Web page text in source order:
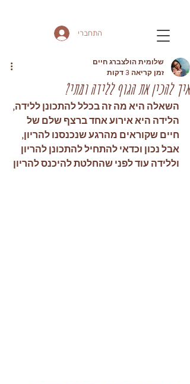
התחברי
איך להכין את הגוף ללידה ומתי?
שלומית הולצברג חיים
זמן קריאה 3 דקות
השאלה היא מה זה בכלל להתכונן ללידה,
הלידה היא אירוע אחד ברצף שלם של
חיים שקוראים מהרגע שנכנסנו להריון,
אבל נכון וכדאי להתחיל להתכונן להריון
וללידה עוד לפני שהחלטת להיכנס להריון